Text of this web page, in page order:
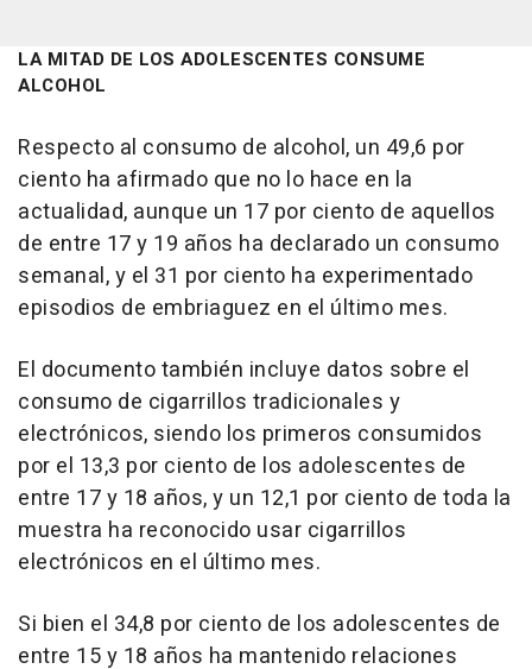
LA MITAD DE LOS ADOLESCENTES CONSUME
ALCOHOL
Respecto al consumo de alcohol, un 49,6 por
ciento ha afirmado que no lo hace en la
actualidad, aunque un 17 por ciento de aquellos
de entre 17 y 19 años ha declarado un consumo
semanal, y el 31 por ciento ha experimentado
episodios de embriaguez en el último mes.
El documento también incluye datos sobre el
consumo de cigarrillos tradicionales y
electrónicos, siendo los primeros consumidos
por el 13,3 por ciento de los adolescentes de
entre 17 y 18 años, y un 12,1 por ciento de toda la
muestra ha reconocido usar cigarrillos
electrónicos en el último mes.
Si bien el 34,8 por ciento de los adolescentes de
entre 15 y 18 años ha mantenido relaciones